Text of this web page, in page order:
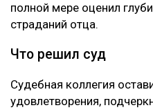
полной мере оценил
страданий отца.
Что решил суд
Судебная коллегия
удовлетворения,